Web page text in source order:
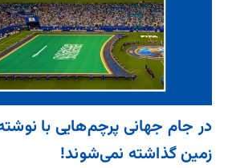
در جام جهانی پرچم‌هایی با
زمین گذاشته نمی‌شوند!